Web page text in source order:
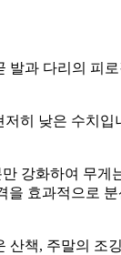
과 다리의 피
히 낮은 수치
강화하여 무
효과적으로
책, 주말의 조